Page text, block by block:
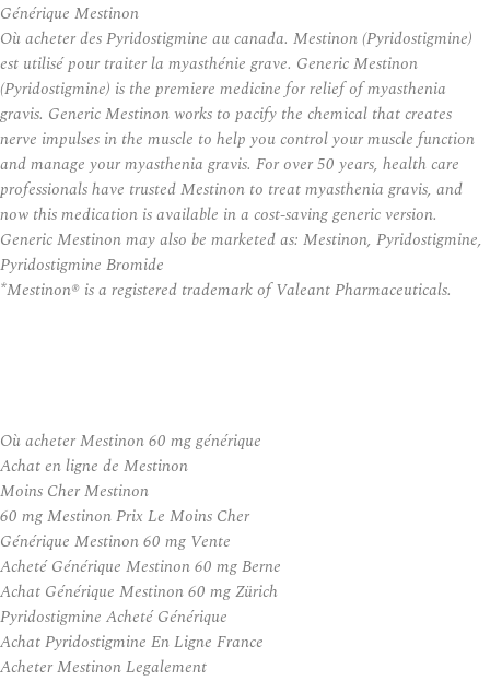
Générique Mestinon
Où acheter des Pyridostigmine au canada. Mestinon (Pyridostigmine)
est utilisé pour traiter la myasthénie grave. Generic Mestinon
(Pyridostigmine) is the premiere medicine for relief of myasthenia
gravis. Generic Mestinon works to pacify the chemical that creates
nerve impulses in the muscle to help you control your muscle function
and manage your myasthenia gravis. For over 50 years, health care
professionals have trusted Mestinon to treat myasthenia gravis, and
now this medication is available in a cost-saving generic version.
Generic Mestinon may also be marketed as: Mestinon, Pyridostigmine,
Pyridostigmine Bromide
*Mestinon® is a registered trademark of Valeant Pharmaceuticals.
Où acheter Mestinon 60 mg générique
Achat en ligne de Mestinon
Moins Cher Mestinon
60 mg Mestinon Prix Le Moins Cher
Générique Mestinon 60 mg Vente
Acheté Générique Mestinon 60 mg Berne
Achat Générique Mestinon 60 mg Zürich
Pyridostigmine Acheté Générique
Achat Pyridostigmine En Ligne France
Acheter Mestinon Legalement